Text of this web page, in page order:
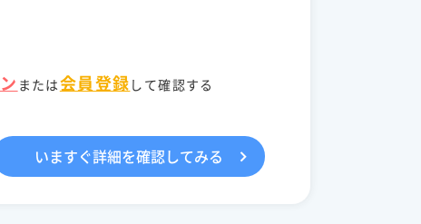
または会員登録 して確認する
いますぐ詳細を確認してみる